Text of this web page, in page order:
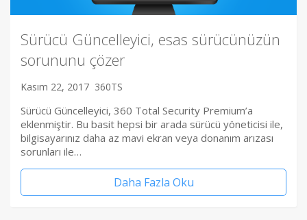
Sürücü Güncelleyici, esas sürücünüzün
sorununu çözer
Kasım 22, 2017 360TS
Sürücü Güncelleyici, 360 Total Security Premium’a
eklenmiştir. Bu basit hepsi bir arada sürücü yöneticisi ile,
bilgisayarınız daha az mavi ekran veya donanım arızası
sorunları ile…
Daha Fazla Oku